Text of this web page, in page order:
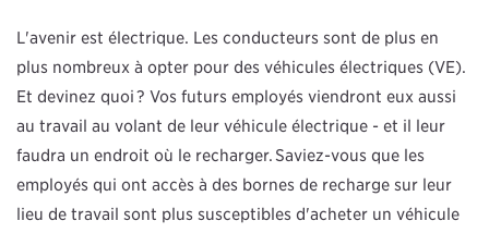
L'avenir est électrique. Les conducteurs sont de plus en
plus nombreux à opter pour des véhicules électriques (VE).
Et devinez quoi ? Vos futurs employés viendront eux aussi
au travail au volant de leur véhicule électrique - et il leur
faudra un endroit où le recharger. Saviez-vous que les
employés qui ont accès à des bornes de recharge sur leur
lieu de travail sont plus susceptibles d'acheter un véhicule